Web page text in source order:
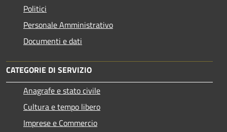
Politici
Personale Amministrativo
Documenti e dati
CATEGORIE DI SERVIZIO
Anagrafe e stato civile
Cultura e tempo libero
Imprese e Commercio